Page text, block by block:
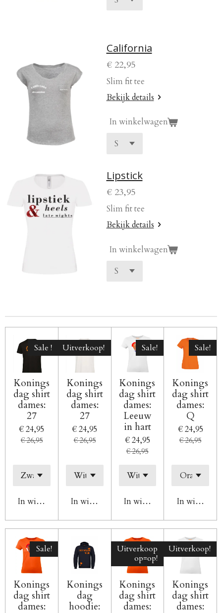
California
€ 22,95
Slim fit tee
Bekijk details
In winkelwagen
Lipstick
€ 23,95
Slim fit tee
Bekijk details
In winkelwagen
Sale !
Konings
dag shirt
dames:
27
€ 24,95
€ 26,95
In winkelwagen
Uitverkoop!
Konings
dag shirt
dames:
27
€ 24,95
€ 26,95
In winkelwagen
Sale!
Konings
dag shirt
dames:
Leeuw
in hart
€ 24,95
€ 26,95
In winkelwagen
Sale!
Konings
dag shirt
dames:
Q
€ 24,95
€ 26,95
In
Sale!
Konings
dag shirt
dames:
Konings
dag
hoodie:
Uitverkoop
op=op!
Konings
dag shirt
dames:
Uitverkoop!
Konings
dag shirt
dames: